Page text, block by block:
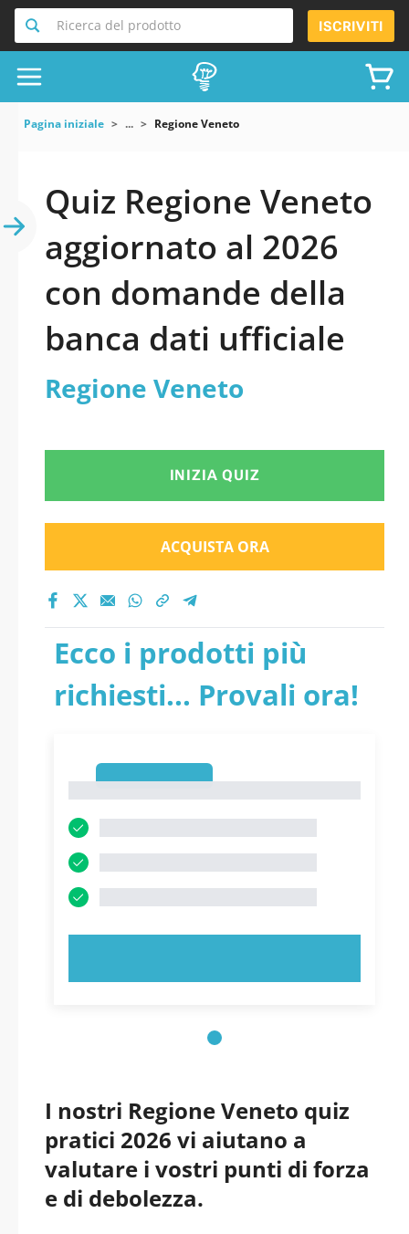
Ricerca del prodotto ISCRIVITI
Pagina iniziale ... Regione Veneto
Quiz Regione Veneto
aggiornato al 2026
con domande della
banca dati ufficiale
Regione Veneto
INIZIA QUIZ
ACQUISTA ORA
Ecco i prodotti più
richiesti... Provali ora!
I nostri Regione Veneto quiz
pratici 2026 vi aiutano a
valutare i vostri punti di forza
e di debolezza.